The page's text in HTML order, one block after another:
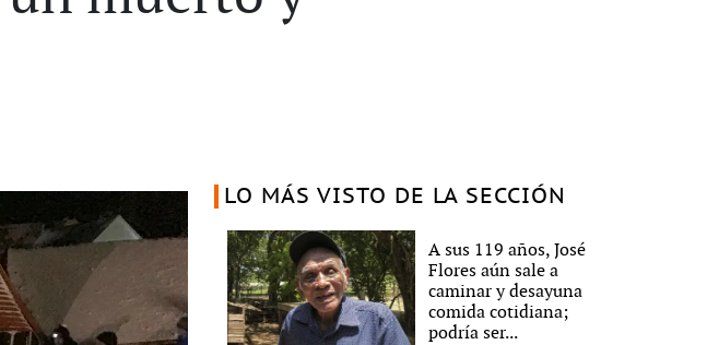
LO MÁS VISTO DE LA SECCIÓN
A sus 119 años, José
Flores aún sale a
caminar y desayuna
comida cotidiana;
podría ser...